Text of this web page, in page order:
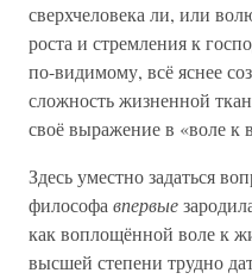
сверхчеловека ли, или
роста и стремления к
по-видимому, всё яснее
сложность жизненной
своё выражение в «воле к
Здесь уместно задаться
философа впервые
как воплощённой воле к
высшей степени трудно